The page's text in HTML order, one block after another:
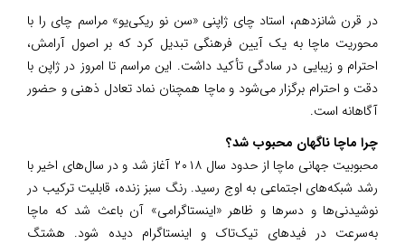
در قرن شانزدهم، استاد چای ژاپنی «سن نو ریکی‌یو» مراسم چای را با
محوریت ماچا به یک آیین فرهنگی تبدیل کرد که بر اصول آرامش،
احترام و زیبایی در سادگی تأکید داشت. این مراسم تا امروز در ژاپن با
دقت و احترام برگزار می‌شود و ماچا همچنان نماد تعادل ذهنی و حضور
آگاهانه است.
چرا ماچا ناگهان محبوب شد؟
محبوبیت جهانی ماچا از حدود سال ۲۰۱۸ آغاز شد و در سال‌های اخیر با
رشد شبکه‌های اجتماعی به اوج رسید. رنگ سبز زنده، قابلیت ترکیب در
نوشیدنی‌ها و دسرها و ظاهر «اینستاگرامی» آن باعث شد که ماچا
به‌سرعت در فیدهای تیک‌تاک و اینستاگرام دیده شود. هشتگ